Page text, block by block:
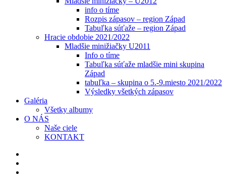
info o tíme
Rozpis zápasov – region Západ
Tabuľka súťaže – region Západ
Hracie obdobie 2021/2022
Mladšie minižiačky U2011
Info o tíme
Tabuľka súťaže mladšie mini skupina
Západ
tabuľka – skupina o 5.-9.miesto 2021/2022
Výsledky všetkých zápasov
Galéria
Všetky albumy
O NÁS
Naše ciele
KONTAKT